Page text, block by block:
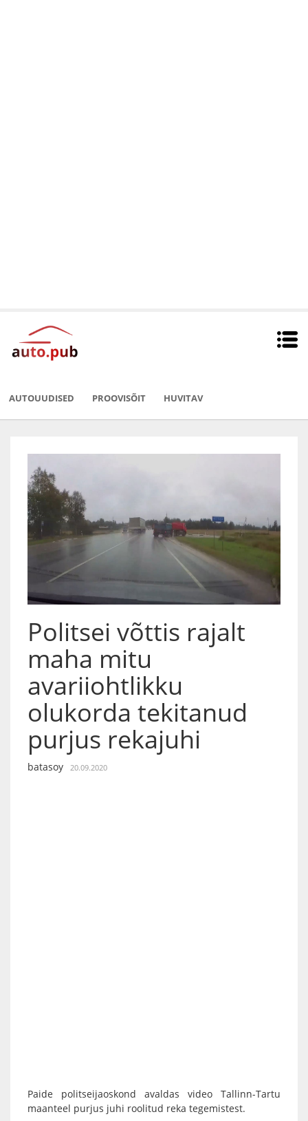
AUTOUUDISED PROOVISÕIT HUVITAV
Politsei võttis rajalt
maha mitu
avariiohtlikku
olukorda tekitanud
purjus rekajuhi
batasoy 20.09.2020
Paide politseijaoskond avaldas video Tallinn-Tartu
maanteel purjus juhi roolitud reka tegemistest.